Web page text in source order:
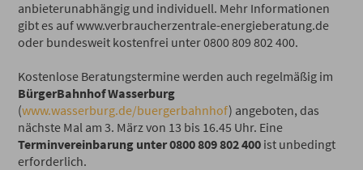
anbieterunabhängig und individuell. Mehr Informationen
gibt es auf www.verbraucherzentrale-energieberatung.de
oder bundesweit kostenfrei unter 0800 809 802 400.
Kostenlose Beratungstermine werden auch regelmäßig im
BürgerBahnhof Wasserburg
(www.wasserburg.de/buergerbahnhof) angeboten, das
nächste Mal am 3. März von 13 bis 16.45 Uhr. Eine
Terminvereinbarung unter 0800 809 802 400 ist unbedingt
erforderlich.